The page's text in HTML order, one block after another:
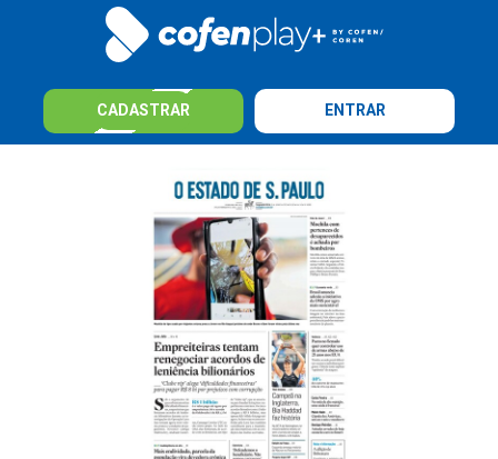
CADASTRAR ENTRAR